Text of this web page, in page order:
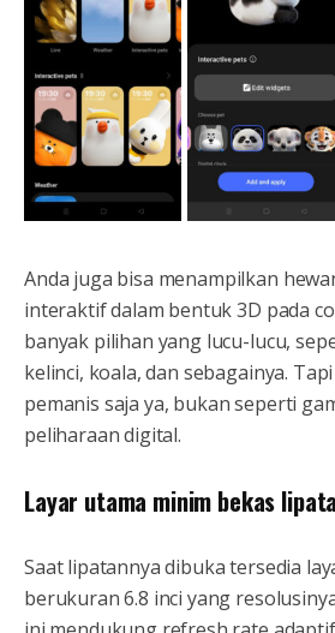
Anda juga bisa menampilkan
interaktif dalam bentuk 3D pada
banyak pilihan yang lucu-lucu,
kelinci, koala, dan sebagainya.
pemanis saja ya, bukan seperti
peliharaan digital.
Layar utama minim bekas
Saat lipatannya dibuka tersedia
berukuran 6.8 inci yang